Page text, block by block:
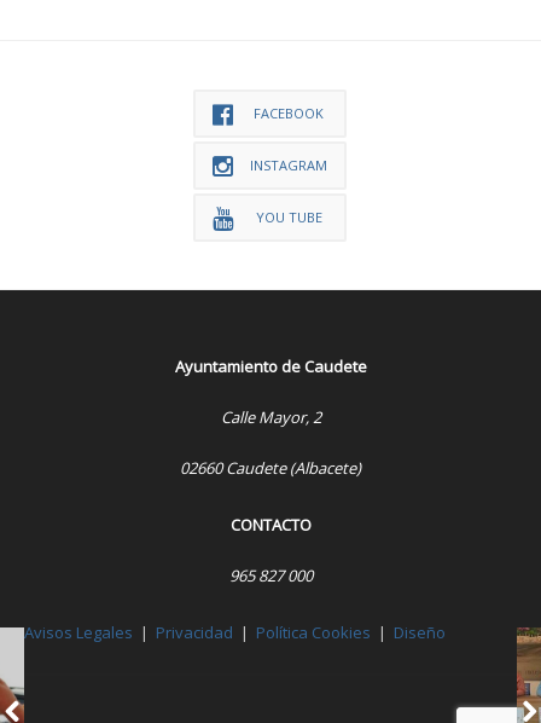
FACEBOOK
INSTAGRAM
YOU TUBE
Ayuntamiento de Caudete
Calle Mayor, 2
02660 Caudete (Albacete)
CONTACTO
965 827 000
Avisos Legales | Privacidad | Política Cookies | Diseño